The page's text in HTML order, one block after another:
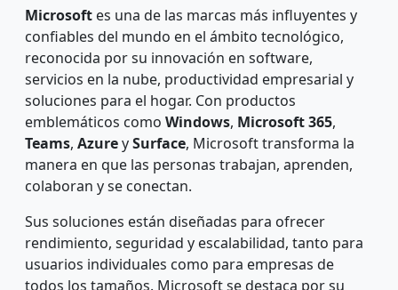
Microsoft es una de las marcas más influyentes y
confiables del mundo en el ámbito tecnológico,
reconocida por su innovación en software,
servicios en la nube, productividad empresarial y
soluciones para el hogar. Con productos
emblemáticos como Windows, Microsoft 365,
Teams, AzureySurface, Microsoft transforma la
manera en que las personas trabajan, aprenden,
colaboran y se conectan.
Sus soluciones están diseñadas para ofrecer
rendimiento, seguridad y escalabilidad, tanto para
usuarios individuales como para empresas de
todos los tamaños. Microsoft se destaca por su